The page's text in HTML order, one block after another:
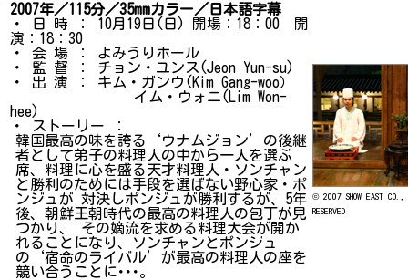
2007年／115分／35mmカラー／日本語字幕
・ 日 時 ： 10月19日(日) 開場：18：00 開
演：18：30
・ 会 場 ： よみうりホール
・ 監 督 ： チョン・ユンス(Jeon Yun-su)
・ 出 演 ： キム・ガンウ(Kim Gang-woo）
イム・ウォニ(Lim Won-
hee)
・ ストーリー ：
韓国最高の味を誇る‘ウナムジョン’の後継
者として弟子の料理人の中から一人を選ぶ
席、料理に心を盛る天才料理人・ソンチャン
と勝利のためには手段を選ばない野心家・ポ
ンジュが 対決しポンジュが勝利するが、5年
後、朝鮮王朝時代の最高の料理人の包丁が見
つかり、 その嫡流を求める料理大会が開か
れることになり、ソンチャンとポンジュ
の‘宿命のライバル’が最高の料理人の座を
競い合うことに･･･。
© 2007 SHOW EAST
RESERVED